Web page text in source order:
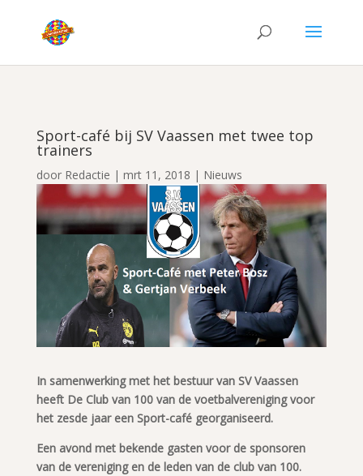
Sport-café bij SV Vaassen met twee top
trainers
door Redactie | mrt 11, 2018 | Nieuws
In samenwerking met het bestuur van SV Vaassen
heeft De Club van 100 van de voetbalvereniging voor
het zesde jaar een Sport-café georganiseerd.
Een avond met bekende gasten voor de sponsoren
van de vereniging en de leden van de club van 100.